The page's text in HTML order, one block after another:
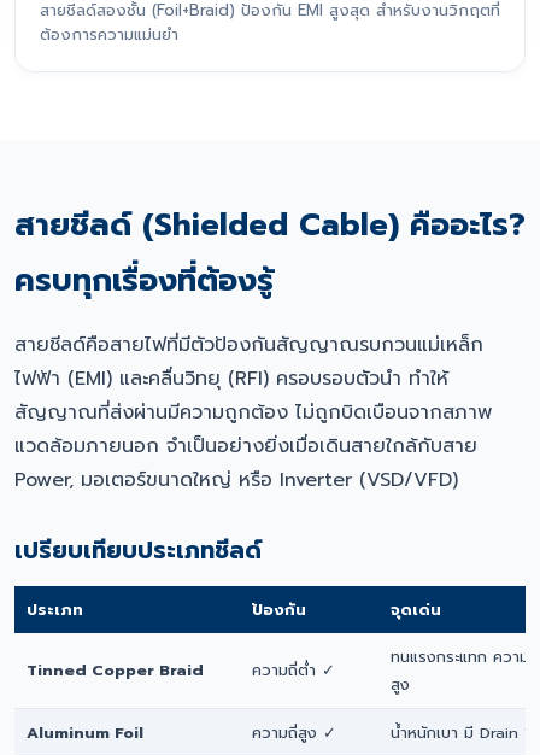
สายชีลด์สองชั้น (Foil+Braid) ป้องกัน EMI สูงสุด สำหรับงานวิกฤตที่
ต้องการความแม่นยำ
สายชีลด์ (Shielded Cable) คืออะไร?
ครบทุกเรื่องที่ต้องรู้
สายชีลด์คือสายไฟที่มีตัวป้องกันสัญญาณรบกวนแม่เหล็ก
ไฟฟ้า (EMI) และคลื่นวิทยุ (RFI) ครอบรอบตัวนำ ทำให้
สัญญาณที่ส่งผ่านมีความถูกต้อง ไม่ถูกบิดเบือนจากสภาพ
แวดล้อมภายนอก จำเป็นอย่างยิ่งเมื่อเดินสายใกล้กับสาย
Power, มอเตอร์ขนาดใหญ่ หรือ Inverter (VSD/VFD)
เปรียบเทียบประเภทชีลด์
ประเภท ป้องกัน จุดเด่น
Tinned Copper Braid ความถี่ต่ำ ✓
ทนแรงกระแทก ความ
สูง
Aluminum Foil ความถี่สูง ✓ น้ำหนักเบา มี Drain